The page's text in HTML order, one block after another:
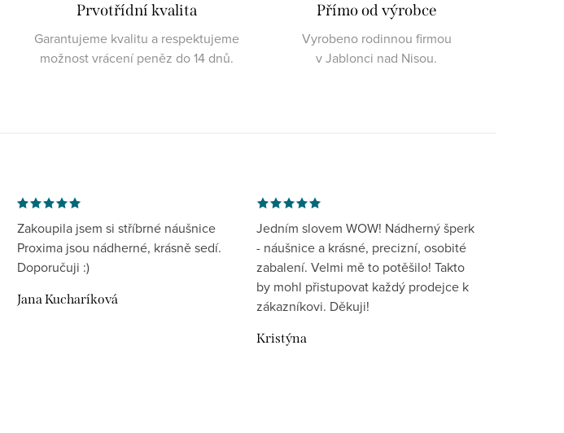
Prvotřídní kvalita
Garantujeme kvalitu a respektujeme
možnost vrácení peněz do 14 dnů.
Přímo od výrobce
Vyrobeno rodinnou firmou
v Jablonci nad Nisou.
Zakoupila jsem si stříbrné náušnice
Proxima jsou nádherné, krásně sedí.
Doporučuji :)
Jana Kucharíková
Jedním slovem WOW! Nádherný šperk
- náušnice a krásné, precizní, osobité
zabalení. Velmi mě to potěšilo! Takto
by mohl přistupovat každý prodejce k
zákazníkovi. Děkuji!
Kristýna